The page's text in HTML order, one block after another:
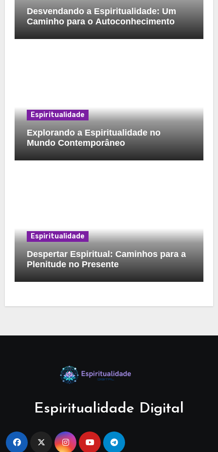
Desvendando a Espiritualidade: Um
Caminho para o Autoconhecimento
Espiritualidade
Explorando a Espiritualidade no
Mundo Contemporâneo
Espiritualidade
Despertar Espiritual: Caminhos para a
Plenitude no Presente
Espiritualidade Digital